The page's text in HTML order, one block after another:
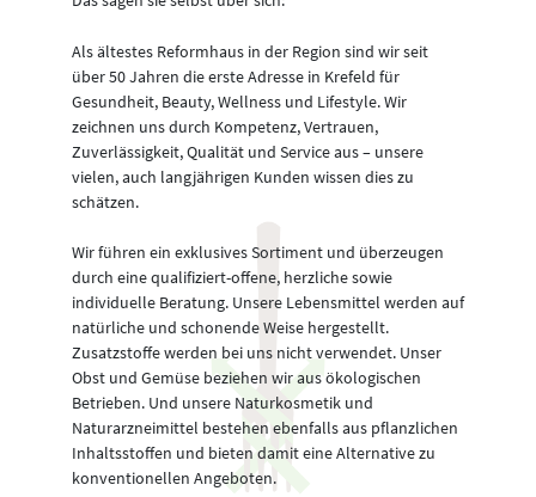
Als ältestes Reformhaus in der Region sind wir seit
über 50 Jahren die erste Adresse in Krefeld für
Gesundheit, Beauty, Wellness und Lifestyle. Wir
zeichnen uns durch Kompetenz, Vertrauen,
Zuverlässigkeit, Qualität und Service aus – unsere
vielen, auch langjährigen Kunden wissen dies zu
schätzen.
Wir führen ein exklusives Sortiment und überzeugen
durch eine qualifiziert-offene, herzliche sowie
individuelle Beratung. Unsere Lebensmittel werden auf
natürliche und schonende Weise hergestellt.
Zusatzstoffe werden bei uns nicht verwendet. Unser
Obst und Gemüse beziehen wir aus ökologischen
Betrieben. Und unsere Naturkosmetik und
Naturarzneimittel bestehen ebenfalls aus pflanzlichen
Inhaltsstoffen und bieten damit eine Alternative zu
konventionellen Angeboten.